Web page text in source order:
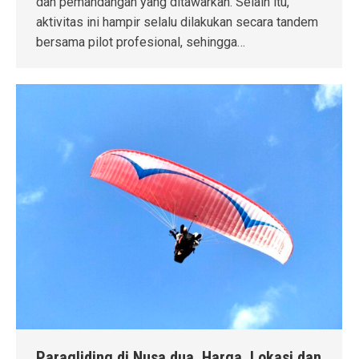
aktivitas ini hampir selalu dilakukan secara tandem
bersama pilot profesional, sehingga…